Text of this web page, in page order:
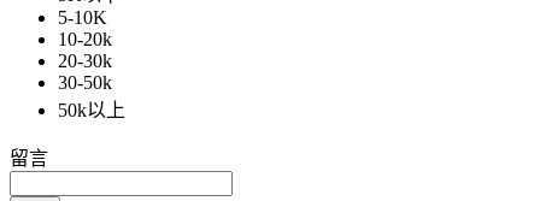
5-10K
10-20k
20-30k
30-50k
50k以上
留言